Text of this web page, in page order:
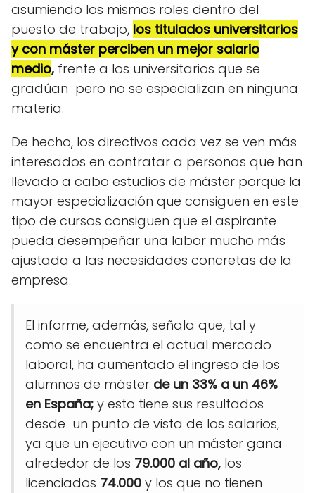
asumiendo los mismos roles dentro del
puesto de trabajo, los titulados universitarios
y con máster perciben un mejor salario
medio, frente a los universitarios que se
gradúan pero no se especializan en ninguna
materia.
De hecho, los directivos cada vez se ven más
interesados en contratar a personas que han
llevado a cabo estudios de máster porque la
mayor especialización que consiguen en este
tipo de cursos consiguen que el aspirante
pueda desempeñar una labor mucho más
ajustada a las necesidades concretas de la
empresa.
El informe, además, señala que, tal y
como se encuentra el actual mercado
laboral, ha aumentado el ingreso de los
alumnos de máster de un 33% a un 46%
en España; y esto tiene sus resultados
desde un punto de vista de los salarios,
ya que un ejecutivo con un máster gana
alrededor de los 79.000 al año, los
licenciados 74.000 y los que no tienen